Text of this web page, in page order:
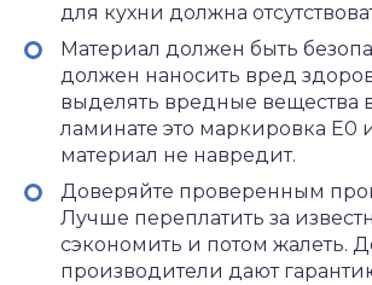
для кухни должна
Материал должен быть
должен наносить вред
выделять вредные вещества
ламинате это маркировка Е0
материал не навредит.
Доверяйте проверенным
Лучше переплатить за
сэкономить и потом жалеть.
производители дают